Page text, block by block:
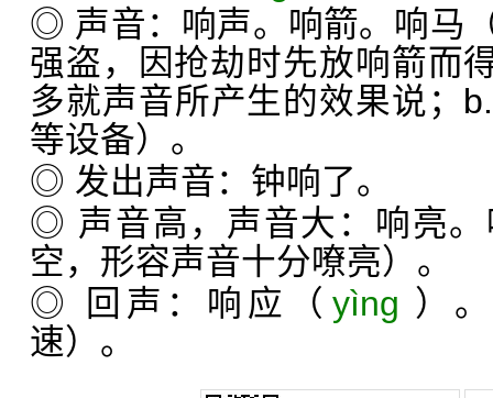
◎ 声音：响声。响箭。响马
强盗，因抢劫时先放响箭而
多就声音所产生的效果说；
等设备）。
◎ 发出声音：钟响了。
◎ 声音高，声音大：响亮
空，形容声音十分嘹亮）。
◎ 回声：响应（ yìng ）
速）。